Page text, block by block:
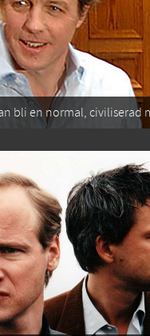
bli en normal, civiliserad